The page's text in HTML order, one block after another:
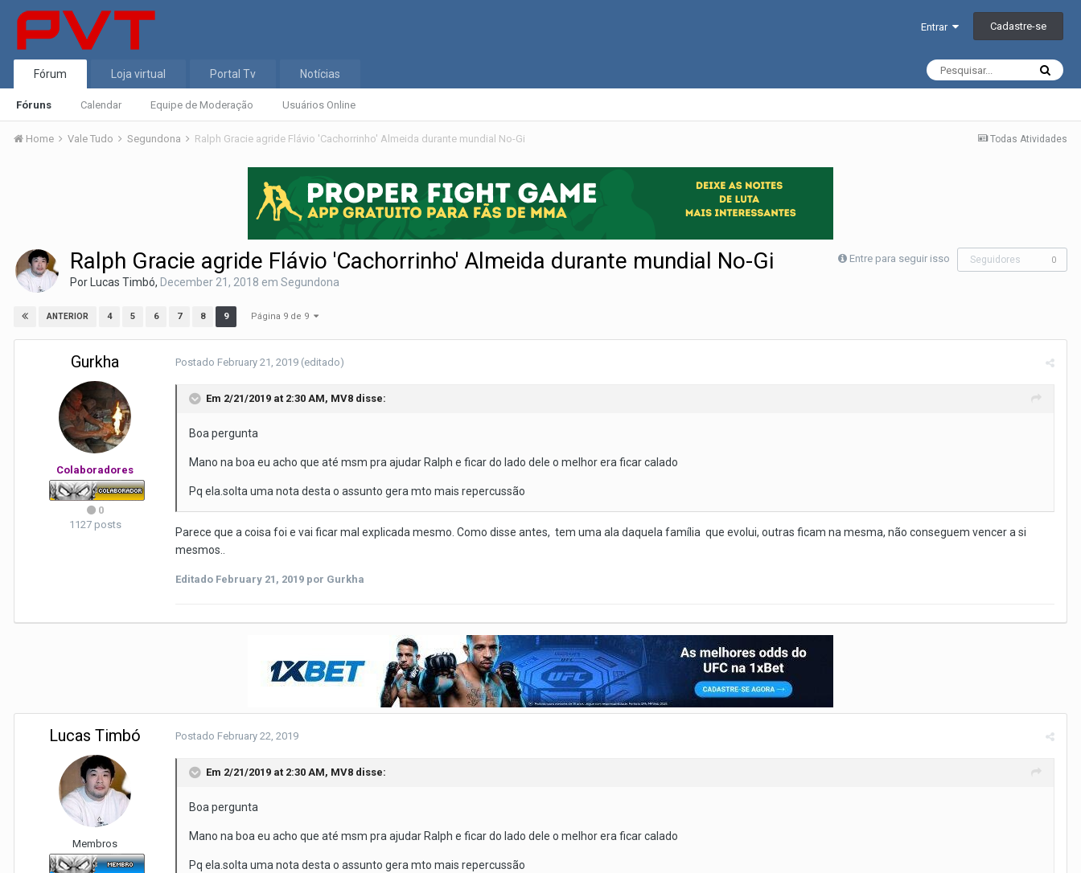
Entrar Cadastre-se
Fórum
Fóruns Calendar Equipe de Moderação Usuários Online
Loja virtual Portal Tv Notícias
Todas Atividades
Home Vale Tudo Segundona Ralph Gracie agride Flávio 'Cachorrinho' Almeida durante mundial No-Gi
Entre para seguir isso Seguidores 0
Ralph Gracie agride Flávio 'Cachorrinho' Almeida durante mundial No-Gi
Por Lucas Timbó, December 21, 2018 em Segundona
ANTERIOR 4 5 6 7 8 9 Página 9 de 9
Gurkha
Colaboradores
0
1127 posts
Postado February 21, 2019 (editado)
Em 2/21/2019 at 2:30 AM, MV8 disse:
Boa pergunta
Mano na boa eu acho que até msm pra ajudar Ralph e ficar do lado dele o melhor era ficar calado
Pq ela.solta uma nota desta o assunto gera mto mais repercussão
Parece que a coisa foi e vai ficar mal explicada mesmo. Como disse antes, tem uma ala daquela família que evolui, outras ficam na mesma, não conseguem vencer a si
mesmos..
Editado February 21, 2019 por Gurkha
Lucas Timbó
Membros
Postado February 22, 2019
Em 2/21/2019 at 2:30 AM, MV8 disse:
Boa pergunta
Mano na boa eu acho que até msm pra ajudar Ralph e ficar do lado dele o melhor era ficar calado
Pq ela.solta uma nota desta o assunto gera mto mais repercussão